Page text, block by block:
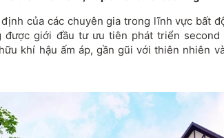
của các chuyên gia trong lĩnh vực bất
được giới đầu tư ưu tiên phát triển second
khí hậu ấm áp, gần gũi với thiên nhiên